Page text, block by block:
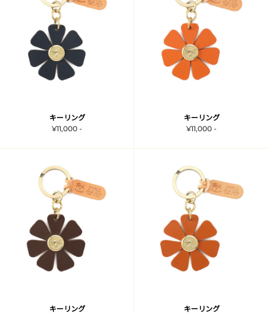
キーリング
¥11,000 -
キーリング
¥11,000 -
キーリング
キーリング